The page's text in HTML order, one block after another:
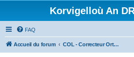
Korvigelloù An
FAQ
Accueil du forum COL - Correcteur Orthographique Latin - Latin Spell Checker